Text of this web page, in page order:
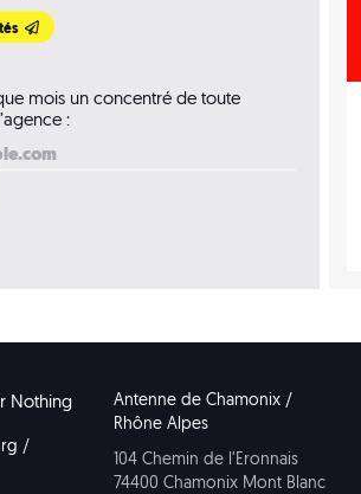
mois un concentré de toute
:
Nothing
/
Antenne de Chamonix /
Rhône Alpes
104 Chemin de l’Eronnais
74400 Chamonix Mont Blanc